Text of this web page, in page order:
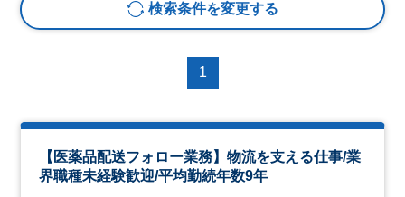
検索条件を変更する
1
【医薬品配送フォロー業務】物流を支える仕事/業
界職種未経験歓迎/平均勤続年数9年